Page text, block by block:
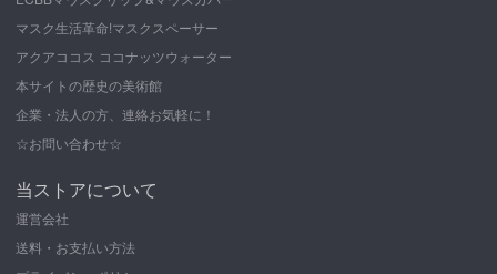
マスク生活革命!マスクスペーサー
アクアココス ココナッツウォーター
本サイトの歴史の美術館
企業・法人の方、連絡お気軽に！
☆お問い合わせ☆
当ストアについて
運営会社
送料・お支払い方法